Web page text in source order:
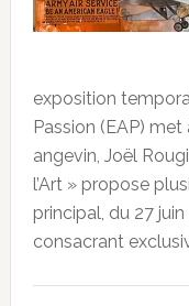
exposition
Passion (EAP) met
angevin, Joël
l’Art » propose
principal, du 27
consacrant